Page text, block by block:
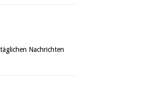
Nachrichten